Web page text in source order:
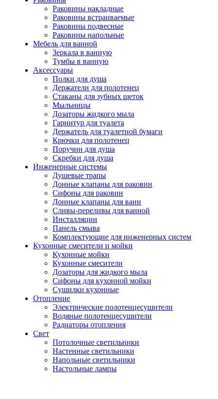
Раковины накладные
Раковины встраиваемые
Раковины подвесные
Раковины напольные
Мебель для ванной
Зеркала в ванную
Тумбы в ванную
Аксессуары
Полки для душа
Держатели для полотенец
Стаканы для зубных щеток
Мыльницы
Дозаторы жидкого мыла
Гарнитур для туалета
Держатель для туалетной бумаги
Крючки для полотенец
Поручни для душа
Скребки для душа
Инженерные системы
Душевые трапы
Донные клапаны для раковин
Сифоны для раковин
Донные клапаны для ванн
Сливы-переливы для ванной
Инсталляции
Панель смыва
Комплектующие для инженерных систем
Кухонные смесители и мойки
Кухонные мойки
Кухонные смесители
Дозаторы для жидкого мыла
Сифоны для кухонной мойки
Сушилки кухонные
Отопление
Электрические полотенцесушители
Водяные полотенцесушители
Радиаторы отопления
Свет
Потолочные светильники
Настенные светильники
Напольные светильники
Настольные лампы